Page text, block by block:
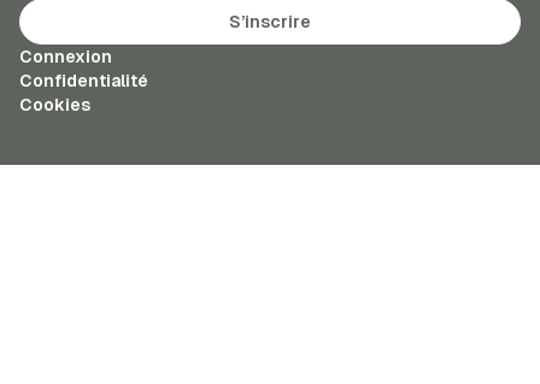
S’inscrire
Connexion
Confidentialité
Cookies